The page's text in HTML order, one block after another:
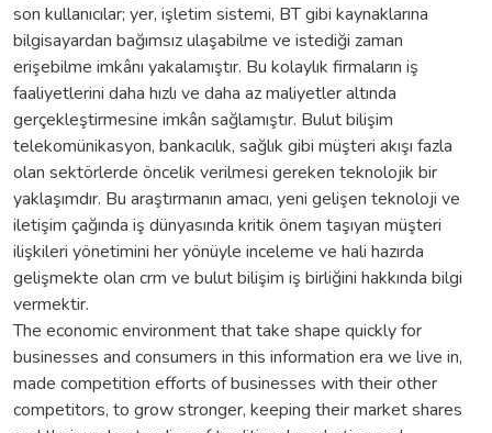
son kullanıcılar; yer, işletim sistemi, BT gibi kaynaklarına
bilgisayardan bağımsız ulaşabilme ve istediği zaman
erişebilme imkânı yakalamıştır. Bu kolaylık firmaların iş
faaliyetlerini daha hızlı ve daha az maliyetler altında
gerçekleştirmesine imkân sağlamıştır. Bulut bilişim
telekomünikasyon, bankacılık, sağlık gibi müşteri akışı fazla
olan sektörlerde öncelik verilmesi gereken teknolojik bir
yaklaşımdır. Bu araştırmanın amacı, yeni gelişen teknoloji ve
iletişim çağında iş dünyasında kritik önem taşıyan müşteri
ilişkileri yönetimini her yönüyle inceleme ve hali hazırda
gelişmekte olan crm ve bulut bilişim iş birliğini hakkında bilgi
vermektir.
The economic environment that take shape quickly for
businesses and consumers in this information era we live in,
made competition efforts of businesses with their other
competitors, to grow stronger, keeping their market shares